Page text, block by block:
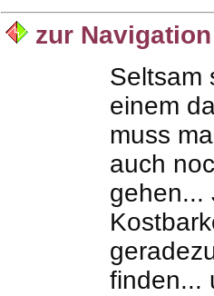
zur Navigation
Seltsam
einem
muss
auch
gehen...
finden...